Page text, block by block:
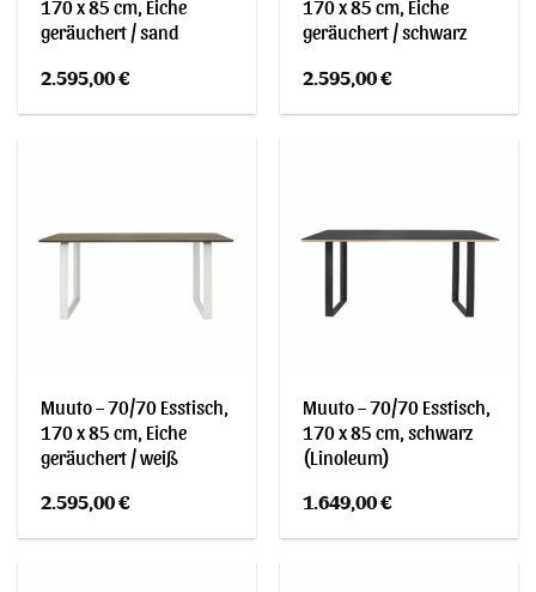
170 x 85 cm, Eiche
geräuchert / sand
2.595,00€
170 x 85 cm, Eiche
geräuchert / schwarz
2.595,00€
Muuto – 70/70 Esstisch,
170 x 85 cm, Eiche
geräuchert / weiß
2.595,00€
Muuto – 70/70 Esstisch,
170 x 85 cm, schwarz
(Linoleum)
1.649,00€